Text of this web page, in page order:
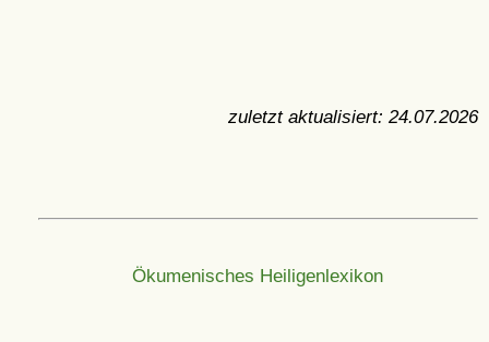
zuletzt aktualisiert: 24.07.2026
Ökumenisches Heiligenlexikon